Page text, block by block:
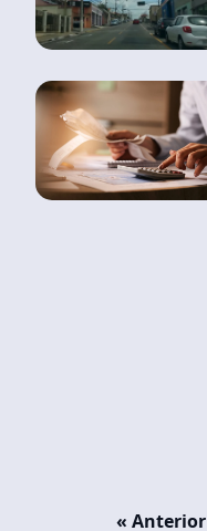
« Anterior